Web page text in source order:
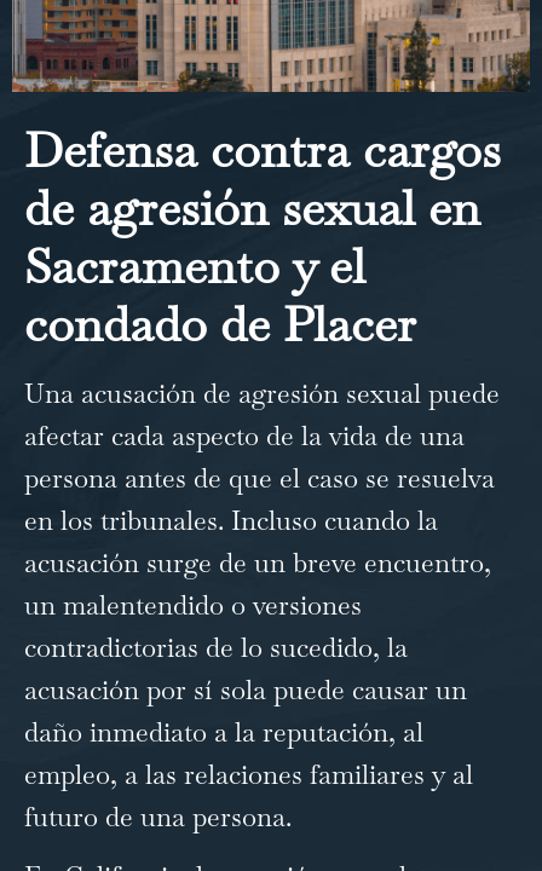
Defensa contra cargos
de agresión sexual en
Sacramento y el
condado de Placer
Una acusación de agresión sexual puede
afectar cada aspecto de la vida de una
persona antes de que el caso se resuelva
en los tribunales. Incluso cuando la
acusación surge de un breve encuentro,
un malentendido o versiones
contradictorias de lo sucedido, la
acusación por sí sola puede causar un
daño inmediato a la reputación, al
empleo, a las relaciones familiares y al
futuro de una persona.